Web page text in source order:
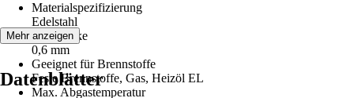
Materialspezifizierung
Edelstahl
Blechdicke
0,6 mm
Geeignet für Brennstoffe
Feste Brennstoffe, Gas, Heizöl EL
Max. Abgastemperatur
Mehr anzeigen
Datenblätter